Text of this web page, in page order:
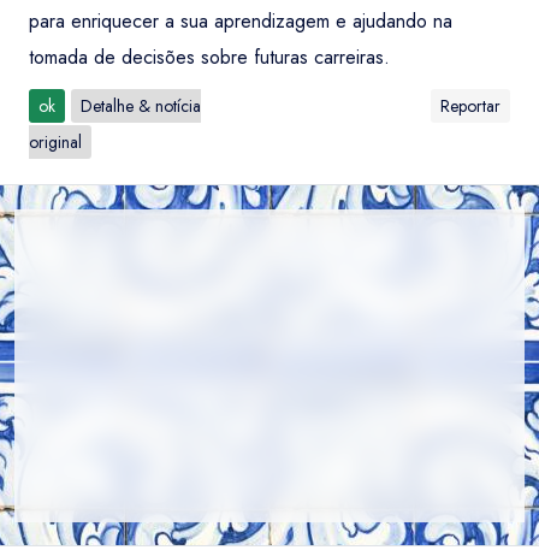
para enriquecer a sua aprendizagem e ajudando na
tomada de decisões sobre futuras carreiras.
ok
Detalhe & notícia
original
Reportar